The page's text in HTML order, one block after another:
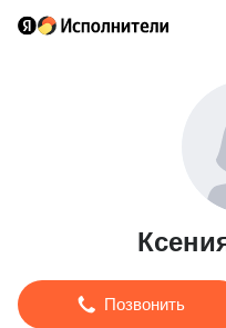
Позвонить